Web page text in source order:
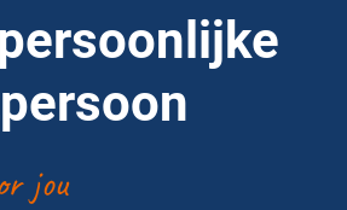
jou